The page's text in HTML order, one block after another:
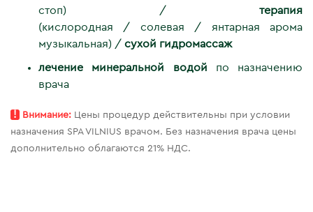
стоп) / терапия
(кислородная / солевая / янтарная арома
музыкальная) / сухой гидромассаж
лечение минеральной водой по назначению
врача
! Внимание: Цены процедур действительны при условии
назначения SPA VILNIUS врачом. Без назначения врача цены
дополнительно облагаются 21% НДС.